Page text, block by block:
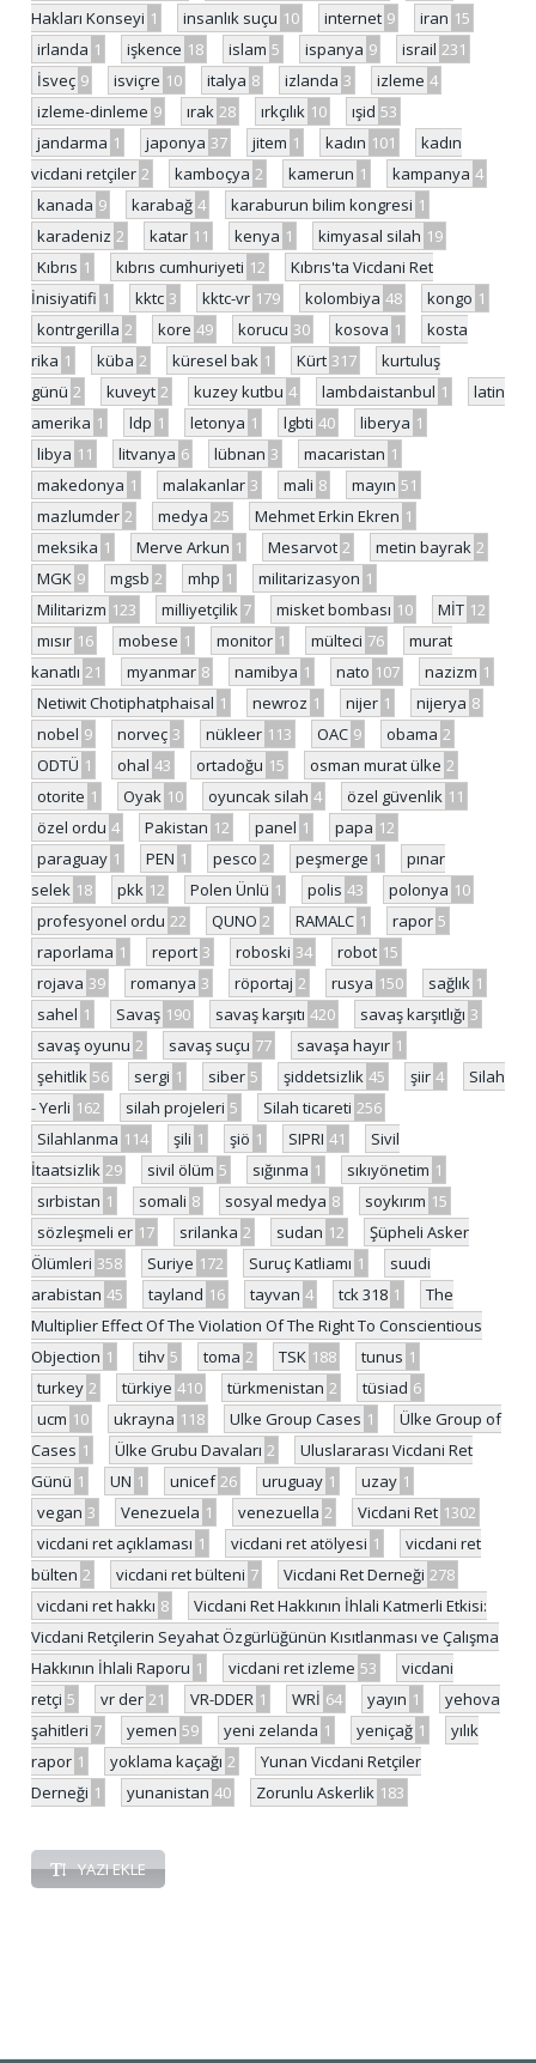
Hakları Konseyi 1 insanlık suçu 10 internet 9 iran 15
irlanda 1 işkence 18 islam 5 ispanya 9 israil 231
İsveç 9 isviçre 10 italya 8 izlanda 3 izleme 4
izleme-dinleme 9 ırak 28 ırkçılık 10 ışid 53
jandarma 1 japonya 37 jitem 1 kadın 101
kadın
vicdani retçiler 2 kamboçya 2 kamerun 1 kampanya 4
kanada 9 karabağ 4 karaburun bilim kongresi 1
karadeniz 2 katar 11 kenya 1 kimyasal silah 19
Kıbrıs 1 kıbrıs cumhuriyeti 12
Kıbrıs'ta Vicdani Ret
İnisiyatifi 1 kktc 3 kktc-vr 179 kolombiya 48 kongo 1
kontrgerilla 2 kore 49 korucu 30 kosova 1
kosta
rika 1 küba 2 küresel bak 1 Kürt 317
kurtuluş
günü 2 kuveyt 2 kuzey kutbu 4 lambdaistanbul 1
latin
amerika 1 ldp 1 letonya 1 lgbti 40 liberya 1
libya 11 litvanya 6 lübnan 3 macaristan 1
makedonya 1 malakanlar 3 mali 8 mayın 51
mazlumder 2 medya 25 Mehmet Erkin Ekren 1
meksika 1 Merve Arkun 1 Mesarvot 2 metin bayrak 2
MGK 9 mgsb 2 mhp 1 militarizasyon 1
Militarizm 123 milliyetçilik 7 misket bombası 10 MİT 12
mısır 16 mobese 1 monitor 1 mülteci 76
murat
kanatlı 21 myanmar 8 namibya 1 nato 107 nazizm 1
Netiwit Chotiphatphaisal 1 newroz 1 nijer 1 nijerya 8
nobel 9 norveç 3 nükleer 113 OAC 9 obama 2
ODTÜ 1 ohal 43 ortadoğu 15 osman murat ülke 2
otorite 1 Oyak 10 oyuncak silah 4 özel güvenlik 11
özel ordu 4 Pakistan 12 panel 1 papa 12
paraguay 1 PEN 1 pesco 2 peşmerge 1
pınar
selek 18 pkk 12 Polen Ünlü 1 polis 43 polonya 10
profesyonel ordu 22 QUNO 2 RAMALC 1 rapor 5
raporlama 1 report 3 roboski 34 robot 15
rojava 39 romanya 3 röportaj 2 rusya 150 sağlık 1
sahel 1 Savaş 190 savaş karşıtı 420 savaş karşıtlığı 3
savaş oyunu 2 savaş suçu 77 savaşa hayır 1
şehitlik 56 sergi 1 siber 5 şiddetsizlik 45 şiir 4
Silah
- Yerli 162 silah projeleri 5 Silah ticareti 256
Silahlanma 114 şili 1 şiö 1 SIPRI 41
Sivil
İtaatsizlik 29 sivil ölüm 5 sığınma 1 sıkıyönetim 1
sırbistan 1 somali 8 sosyal medya 8 soykırım 15
sözleşmeli er 17 srilanka 2 sudan 12
Şüpheli Asker
Ölümleri 358 Suriye 172 Suruç Katliamı 1
suudi
arabistan 45 tayland 16 tayvan 4 tck 318 1
The
Multiplier Effect Of The Violation Of The Right To Conscientious
Objection 1 tihv 5 toma 2 TSK 188 tunus 1
turkey 2 türkiye 410 türkmenistan 2 tüsiad 6
ucm 10 ukrayna 118 Ulke Group Cases 1
Ülke Group of
Cases 1 Ülke Grubu Davaları 2
Uluslararası Vicdani Ret
Günü 1 UN 1 unicef 26 uruguay 1 uzay 1
vegan 3 Venezuela 1 venezuella 2 Vicdani Ret 1302
vicdani ret açıklaması 1 vicdani ret atölyesi 1
vicdani ret
bülten 2 vicdani ret bülteni 7 Vicdani Ret Derneği 278
vicdani ret hakkı 8
Vicdani Ret Hakkının İhlali Katmerli Etkisi:
Vicdani Retçilerin Seyahat Özgürlüğünün Kısıtlanması ve Çalışma
Hakkının İhlali Raporu 1 vicdani ret izleme 53
vicdani
retçi 5 vr der 21 VR-DDER 1 WRİ 64 yayın 1
yehova
şahitleri 7 yemen 59 yeni zelanda 1 yeniçağ 1
yılık
rapor 1 yoklama kaçağı 2
Yunan Vicdani Retçiler
Derneği 1 yunanistan 40 Zorunlu Askerlik 183
YAZI EKLE